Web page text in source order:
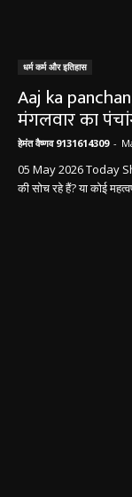
धर्म कर्म और इतिहास
Aaj ka
मंगलवार का
हेमंत वैष्णव 9131614309 -
05 May 2026 Today
की सोच रहे हैं? या कोई